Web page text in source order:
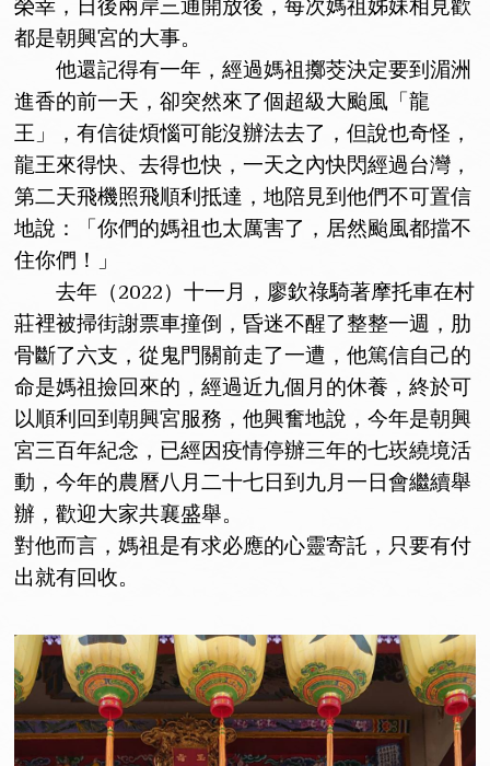
榮幸，日後兩岸三通開放後，每次媽祖姊妹相見歡
都是朝興宮的大事。
他還記得有一年，經過媽祖擲茭決定要到湄洲
進香的前一天，卻突然來了個超級大颱風「龍
王」，有信徒煩惱可能沒辦法去了，但說也奇怪，
龍王來得快、去得也快，一天之內快閃經過台灣，
第二天飛機照飛順利抵達，地陪見到他們不可置信
地說：「你們的媽祖也太厲害了，居然颱風都擋不
住你們！」
去年（2022）十一月，廖欽祿騎著摩托車在村
莊裡被掃街謝票車撞倒，昏迷不醒了整整一週，肋
骨斷了六支，從鬼門關前走了一遭，他篤信自己的
命是媽祖撿回來的，經過近九個月的休養，終於可
以順利回到朝興宮服務，他興奮地說，今年是朝興
宮三百年紀念，已經因疫情停辦三年的七崁繞境活
動，今年的農曆八月二十七日到九月一日會繼續舉
辦，歡迎大家共襄盛舉。
對他而言，媽祖是有求必應的心靈寄託，只要有付
出就有回收。